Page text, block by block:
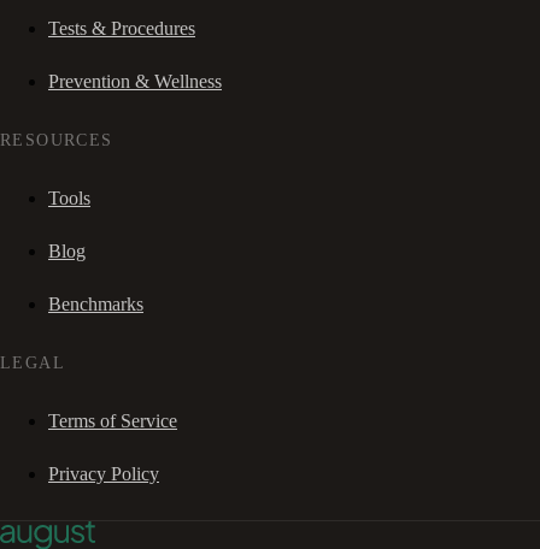
Tests & Procedures
Prevention & Wellness
RESOURCES
Tools
Blog
Benchmarks
LEGAL
Terms of Service
Privacy Policy